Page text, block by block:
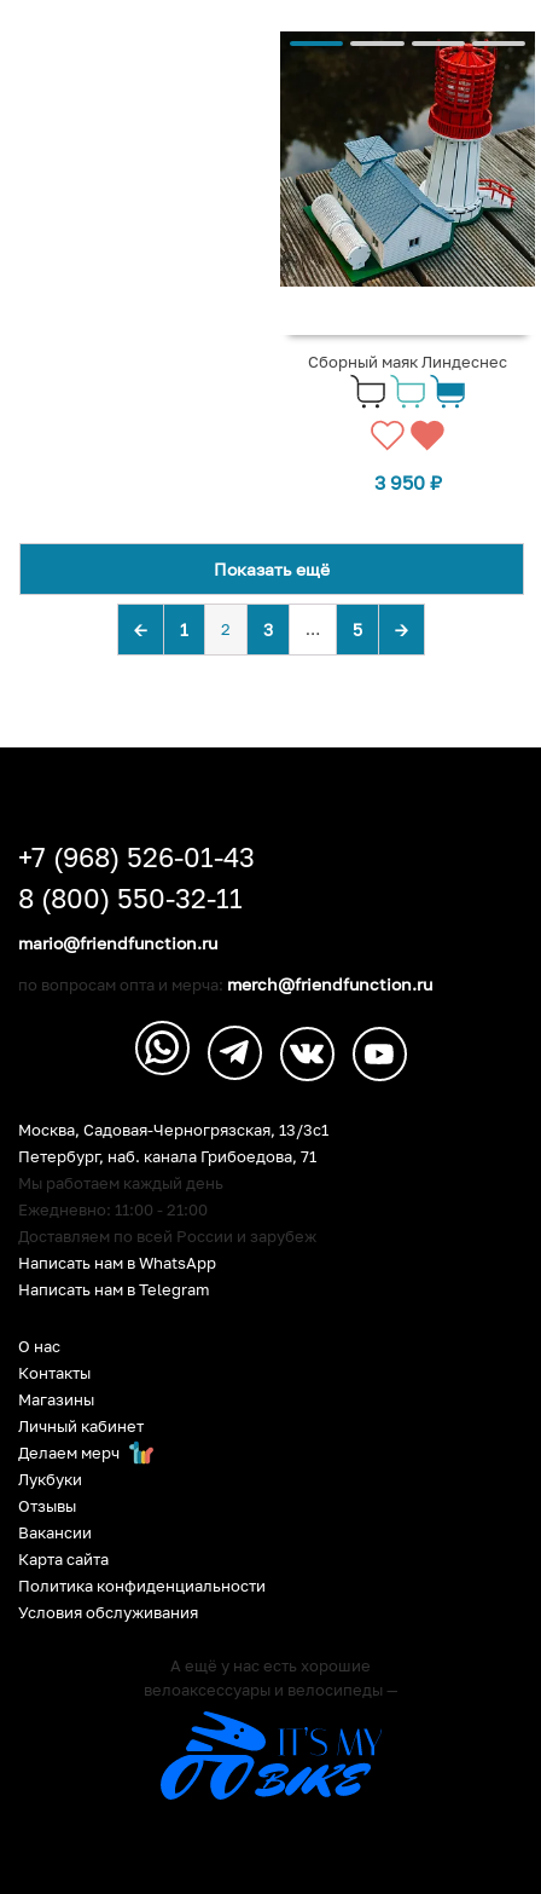
Сборный маяк Линдеснес
3 950 ₽
Показать ещё
← 1 2 3 … 5 →
О нас
Контакты
Магазины
Личный кабинет
Делаем мерч
Лукбуки
Отзывы
Вакансии
Карта сайта
Политика конфиденциальности
Условия обслуживания
А ещё у нас есть хорошие
велоаксессуары и велосипеды —
Москва, Садовая-Черногрязская, 13/3c1
Петербург, наб. канала Грибоедова, 71
Мы работаем каждый день
Ежедневно: 11:00 - 21:00
Доставляем по всей России и зарубеж
Написать нам в WhatsApp
Написать нам в Telegram
+7 (968) 526-01-43
8 (800) 550-32-11
mario@friendfunction.ru
по вопросам опта и мерча: merch@friendfunction.ru